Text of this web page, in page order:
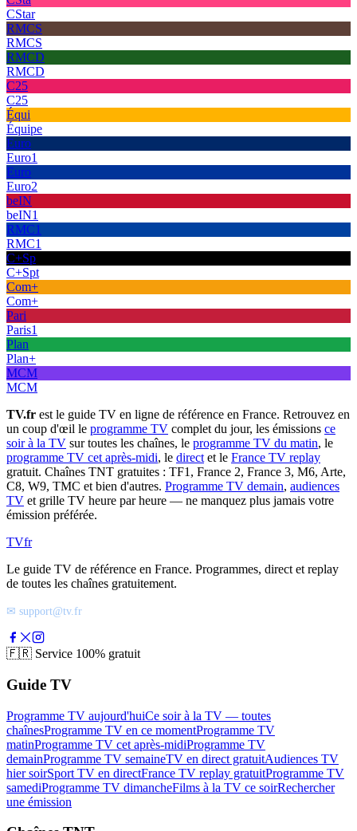
CStar
RMCS
RMCS
RMCD
RMCD
C25
C25
Équi
Équipe
Euro
Euro1
Euro
Euro2
beIN
beIN1
RMC1
RMC1
C+Sp
C+Spt
Com+
Com+
Pari
Paris1
Plan
Plan+
MCM
MCM
TV.fr est le guide TV en ligne de référence en France. Retrouvez en
un coup d'œil le programme TV complet du jour, les émissions ce
soir à la TV sur toutes les chaînes, le programme TV du matin, le
programme TV cet après-midi, le direct et le France TV replay
gratuit. Chaînes TNT gratuites : TF1, France 2, France 3, M6, Arte,
C8, W9, TMC et bien d'autres. Programme TV demain, audiences
TV et grille TV heure par heure — ne manquez plus jamais votre
émission préférée.
TVfr
Le guide TV de référence en France. Programmes, direct et replay
de toutes les chaînes gratuitement.
✉ support@tv.fr
🇫🇷 Service 100% gratuit
Guide TV
Programme TV aujourd'huiCe soir à la TV — toutes
chaînesProgramme TV en ce momentProgramme TV
matinProgramme TV cet après-midiProgramme TV
demainProgramme TV semaineTV en direct gratuitAudiences TV
hier soirSport TV en directFrance TV replay gratuitProgramme TV
samediProgramme TV dimancheFilms à la TV ce soirRechercher
une émission